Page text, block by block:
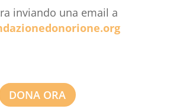
inviando una email a
DONA ORA